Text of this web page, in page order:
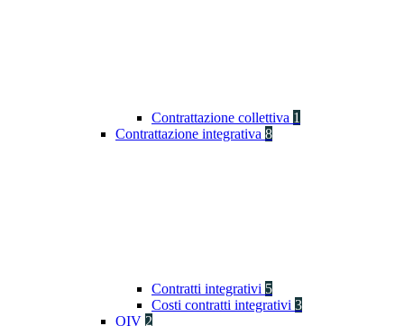
Contrattazione collettiva 1
Contrattazione integrativa 8
Contratti integrativi 5
Costi contratti integrativi 3
OIV 2